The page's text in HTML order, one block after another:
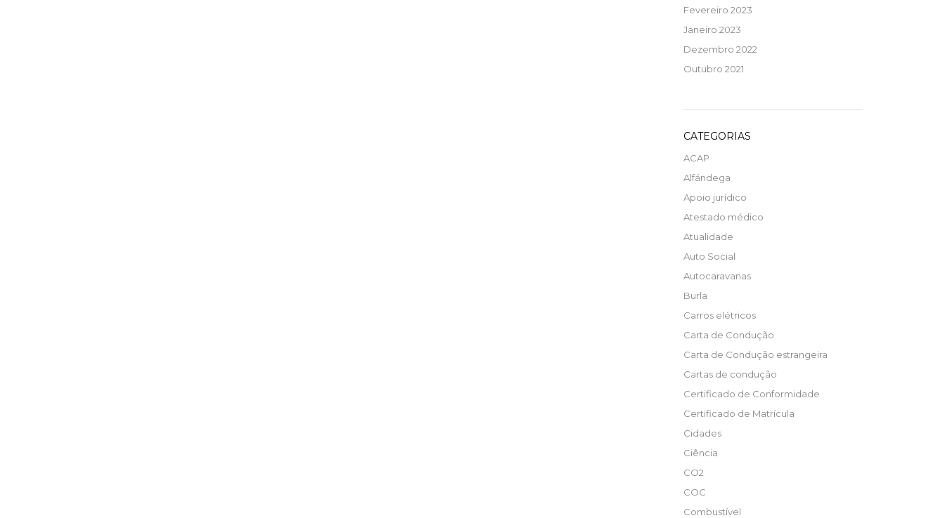
Fevereiro 2023
Janeiro 2023
Dezembro 2022
Outubro 2021
CATEGORIAS
ACAP
Alfándega
Apoio jurídico
Atestado médico
Atualidade
Auto Social
Autocaravanas
Burla
Carros elétricos
Carta de Condução
Carta de Condução estrangeira
Cartas de condução
Certificado de Conformidade
Certificado de Matrícula
Cidades
Ciência
CO2
COC
Combustível